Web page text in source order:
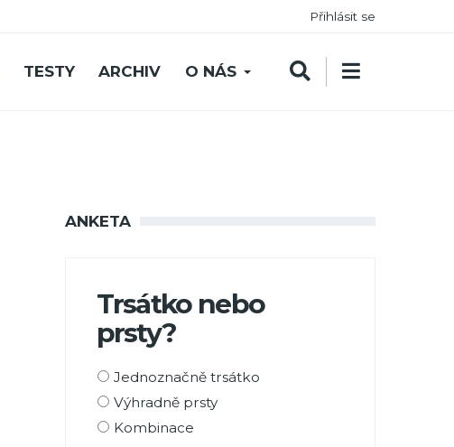
Přihlásit se
TESTY ARCHIV O NÁS
ANKETA
Trsátko nebo
prsty?
Možnosti
výběru
Jednoznačně trsátko
Výhradně prsty
Kombinace